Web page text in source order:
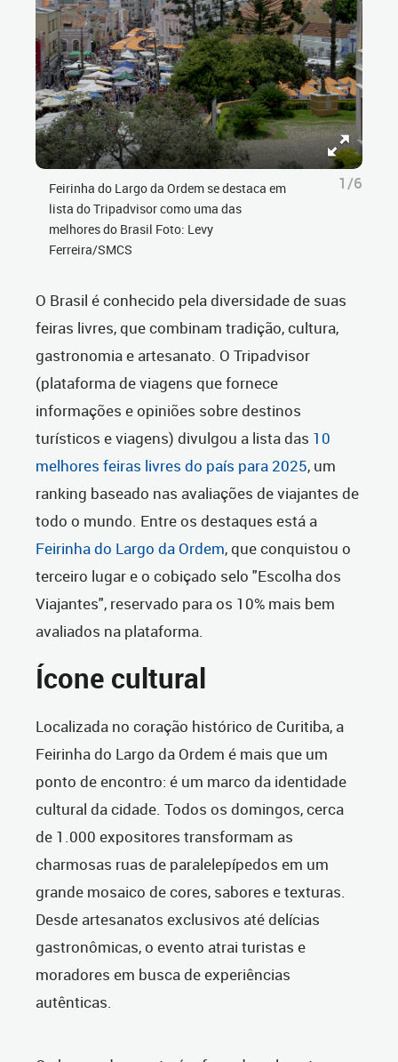
Feirinha do Largo da Ordem se destaca em
lista do Tripadvisor como uma das
melhores do Brasil Foto: Levy
Ferreira/SMCS
1/6
O Brasil é conhecido pela diversidade de suas
feiras livres, que combinam tradição, cultura,
gastronomia e artesanato. O Tripadvisor
(plataforma de viagens que fornece
informações e opiniões sobre destinos
turísticos e viagens) divulgou a lista das 10
melhores feiras livres do país para 2025, um
ranking baseado nas avaliações de viajantes de
todo o mundo. Entre os destaques está a
Feirinha do Largo da Ordem, que conquistou o
terceiro lugar e o cobiçado selo "Escolha dos
Viajantes", reservado para os 10% mais bem
avaliados na plataforma.
Ícone cultural
Localizada no coração histórico de Curitiba, a
Feirinha do Largo da Ordem é mais que um
ponto de encontro: é um marco da identidade
cultural da cidade. Todos os domingos, cerca
de 1.000 expositores transformam as
charmosas ruas de paralelepípedos em um
grande mosaico de cores, sabores e texturas.
Desde artesanatos exclusivos até delícias
gastronômicas, o evento atrai turistas e
moradores em busca de experiências
autênticas.